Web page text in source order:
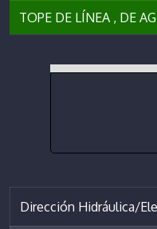
TOPE DE LÍNEA , DE
Dirección Hidráulica/